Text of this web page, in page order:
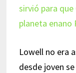
sirvió para
planeta enano
Lowell no era
desde joven